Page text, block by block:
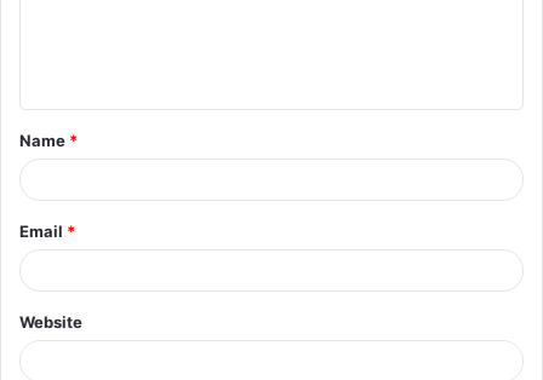
t
*
Name *
Email *
Website